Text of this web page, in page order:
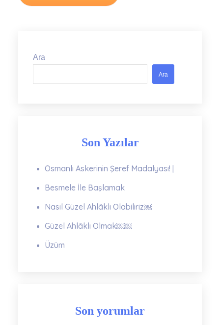
Ara
Ara
Son Yazılar
Osmanlı Askerinin Şeref Madalyası! |
Besmele İle Başlamak
Nasıl Güzel Ahlâklı Olabiliriz￼
Güzel Ahlâklı Olmak￼￼
Üzüm
Son yorumlar